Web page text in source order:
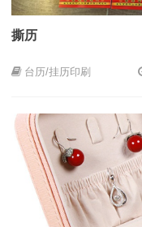
撕历
台历/挂历印刷